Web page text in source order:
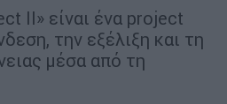
II» είναι ένα project
την εξέλιξη και τη
μέσα από τη